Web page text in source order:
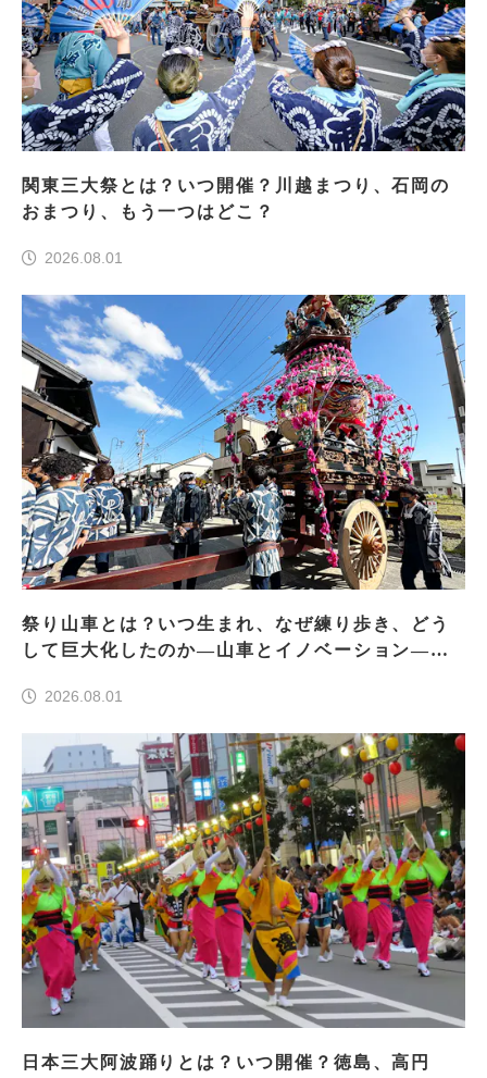
関東三大祭とは？いつ開催？川越まつり、石岡の
おまつり、もう一つはどこ？
2026.08.01
祭り山車とは？いつ生まれ、なぜ練り歩き、どう
して巨大化したのか―山車とイノベーション―＜
2026.08.01
日本三大阿波踊りとは？いつ開催？徳島、高円